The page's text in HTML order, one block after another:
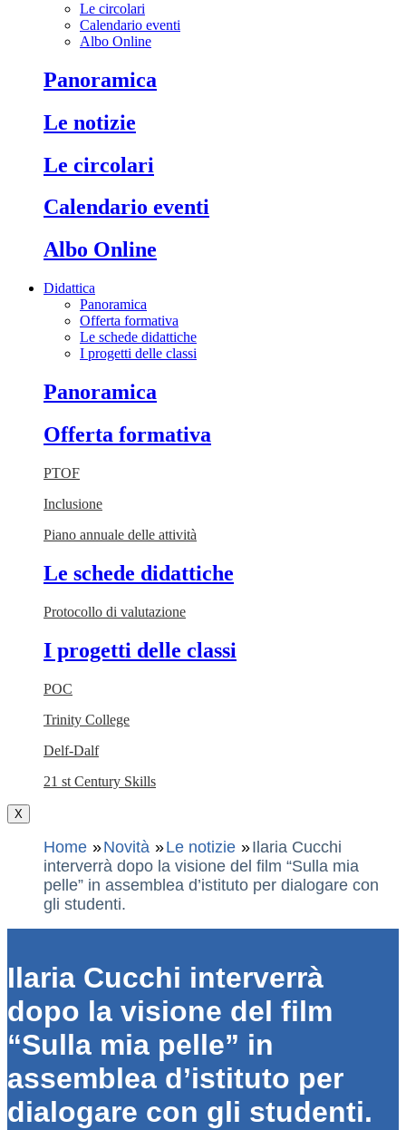
Le circolari
Calendario eventi
Albo Online
Panoramica
Le notizie
Le circolari
Calendario eventi
Albo Online
Didattica
Panoramica
Offerta formativa
Le schede didattiche
I progetti delle classi
Panoramica
Offerta formativa
PTOF
Inclusione
Piano annuale delle attività
Le schede didattiche
Protocollo di valutazione
I progetti delle classi
POC
Trinity College
Delf-Dalf
21 st Century Skills
X
Home Novità Le notizie
Ilaria Cucchi
interverrà dopo la visione del film “Sulla mia
pelle” in assemblea d’istituto per dialogare con
gli studenti.
Ilaria Cucchi interverrà
dopo la visione del film
“Sulla mia pelle” in
assemblea d’istituto per
dialogare con gli studenti.